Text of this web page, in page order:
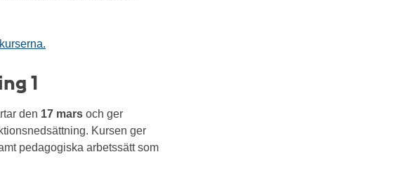
1
den 17 mars och ger
Kursen ger
pedagogiska arbetssätt som